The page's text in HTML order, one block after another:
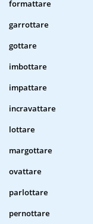
formattare
garrottare
gottare
imbottare
impattare
incravattare
lottare
margottare
ovattare
parlottare
pernottare